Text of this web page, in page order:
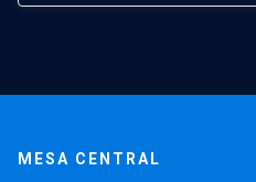
MESA CENTRAL